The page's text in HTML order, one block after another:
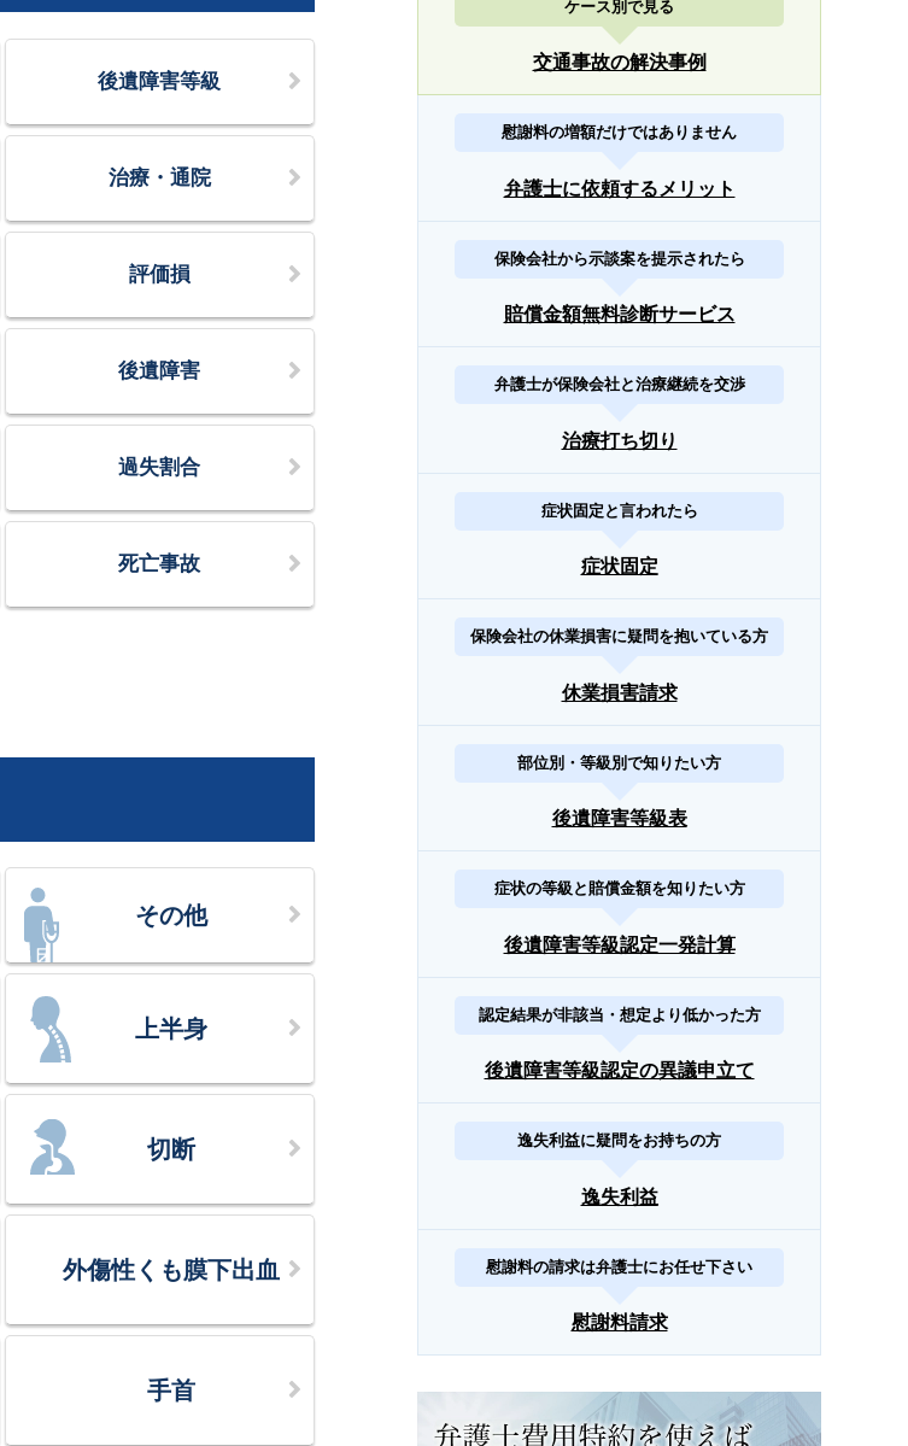
後遺障害等級
治療・通院
評価損
後遺障害
過失割合
死亡事故
その他
上半身
切断
外傷性くも膜下出血
手首
ケース別で見る
交通事故の解決事例
慰謝料の増額だけではありません
弁護士に依頼するメリット
保険会社から示談案を提示されたら
賠償金額無料診断サービス
弁護士が保険会社と治療継続を交渉
治療打ち切り
症状固定と言われたら
症状固定
保険会社の休業損害に疑問を抱いている方
休業損害請求
部位別・等級別で知りたい方
後遺障害等級表
症状の等級と賠償金額を知りたい方
後遺障害等級認定一発計算
認定結果が非該当・想定より低かった方
後遺障害等級認定の異議申立て
逸失利益に疑問をお持ちの方
逸失利益
慰謝料の請求は弁護士にお任せ下さい
慰謝料請求